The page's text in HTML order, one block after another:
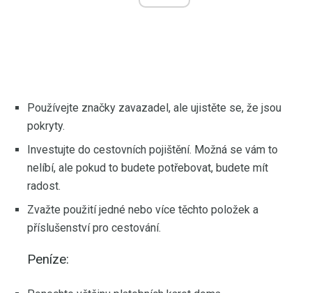
Používejte značky zavazadel, ale ujistěte se, že jsou
pokryty.
Investujte do cestovních pojištění. Možná se vám to
nelíbí, ale pokud to budete potřebovat, budete mít
radost.
Zvažte použití jedné nebo více těchto položek a
příslušenství pro cestování.
Peníze: